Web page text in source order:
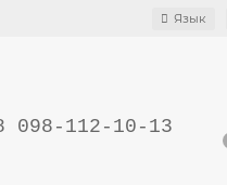
Язык
098-112-10-13